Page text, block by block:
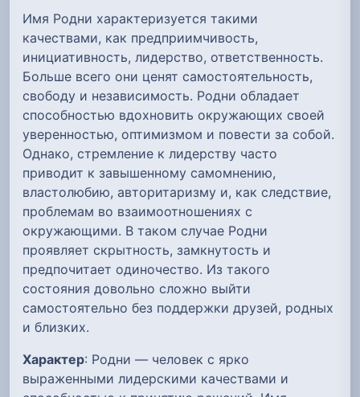
Имя Родни характеризуется такими
качествами, как предприимчивость,
инициативность, лидерство, ответственность.
Больше всего они ценят самостоятельность,
свободу и независимость. Родни обладает
способностью вдохновить окружающих своей
уверенностью, оптимизмом и повести за собой.
Однако, стремление к лидерству часто
приводит к завышенному самомнению,
властолюбию, авторитаризму и, как следствие,
проблемам во взаимоотношениях с
окружающими. В таком случае Родни
проявляет скрытность, замкнутость и
предпочитает одиночество. Из такого
состояния довольно сложно выйти
самостоятельно без поддержки друзей, родных
и близких.
Характер: Родни — человек с ярко
выраженными лидерскими качествами и